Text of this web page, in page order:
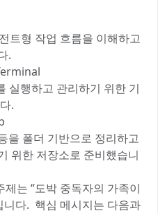
트형 작업 흐름을 이해하고
.
행하고 관리하기 위한 기
.
을 폴더 기반으로 정리하고
위한 저장소로 준비했습니
는 “도박 중독자의 가족이
니다. 핵심 메시지는 다음과